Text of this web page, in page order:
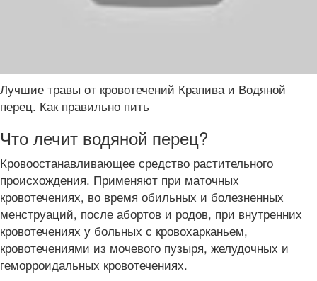
Лучшие травы от кровотечений Крапива и Водяной
перец. Как правильно пить
Что лечит водяной перец?
Кровоостанавливающее средство растительного
происхождения. Применяют при маточных
кровотечениях, во время обильных и болезненных
менструаций, после абортов и родов, при внутренних
кровотечениях у больных с кровохарканьем,
кровотечениями из мочевого пузыря, желудочных и
геморроидальных кровотечениях.